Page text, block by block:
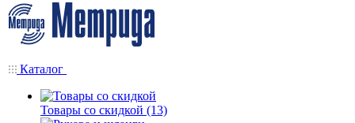
Каталог
Товары со скидкой (13)